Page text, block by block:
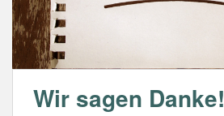
Wir sagen Danke!